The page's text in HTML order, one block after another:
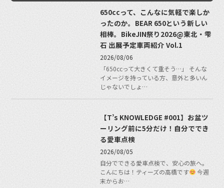
650ccって、こんなに気軽で楽しか
ったのか。BEAR 650という新しい
相棒。BikeJIN祭り2026@東北・雫
石 出展予定車両紹介 Vol.1
2026/08/06
「650ccって大きくて重そう…」 そんな
イメージを持っている方、意外と多いん
じゃないでしょ…
【T’s KNOWLEDGE #001】お盆ツ
ーリング前に5分だけ！自分ででき
る愛車点検
2026/08/05
自分でできる愛車点検で、安心の旅へ。
こんにちは！ティーズの高橋です
今週
末からお…